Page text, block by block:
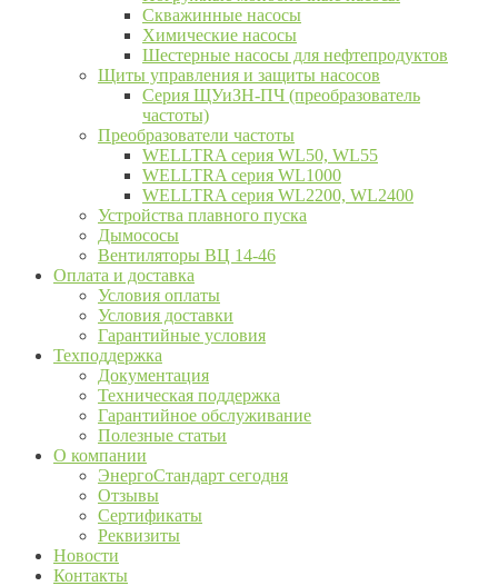
Скважинные насосы
Химические насосы
Шестерные насосы для нефтепродуктов
Щиты управления и защиты насосов
Серия ЩУиЗН-ПЧ (преобразователь
частоты)
Преобразователи частоты
WELLTRA cерия WL50, WL55
WELLTRA cерия WL1000
WELLTRA серия WL2200, WL2400
Устройства плавного пуска
Дымососы
Вентиляторы ВЦ 14-46
Оплата и доставка
Условия оплаты
Условия доставки
Гарантийные условия
Техподдержка
Документация
Техническая поддержка
Гарантийное обслуживание
Полезные статьи
О компании
ЭнергоСтандарт сегодня
Отзывы
Сертификаты
Реквизиты
Новости
Контакты